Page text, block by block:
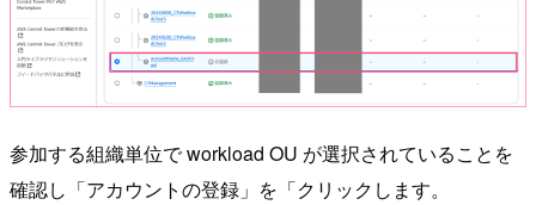
参加する組織単位で workload OU が選択されていることを
確認し「アカウントの登録」を「クリックします。